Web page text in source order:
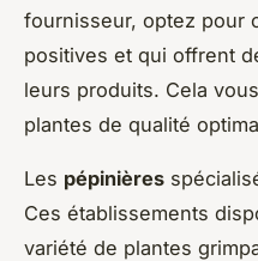
fournisseur, optez pour
positives et qui offrent
leurs produits. Cela
plantes de qualité
Les pépinières
Ces établissements
variété de plantes